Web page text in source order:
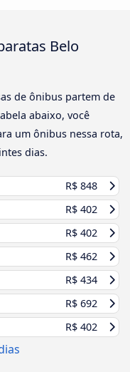
Belo
de ônibus partem de
abaixo, você
um ônibus nessa rota,
dias.
R$ 848
R$ 402
R$ 402
R$ 462
R$ 434
R$ 692
R$ 402